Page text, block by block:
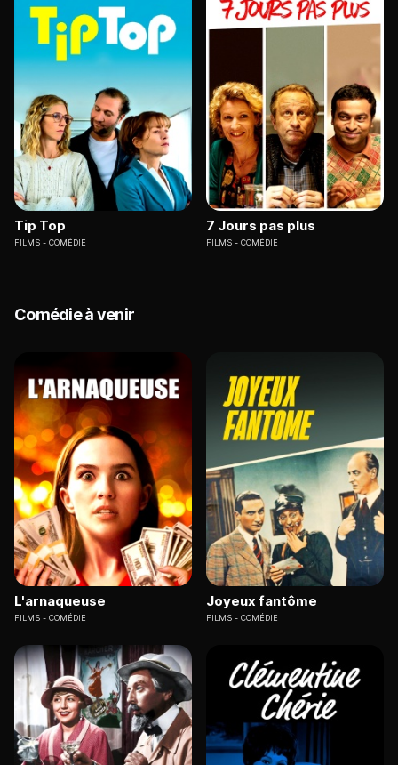
Tip Top
FILMS COMÉDIE
7 Jours pas plus
FILMS COMÉDIE
Comédie à venir
L'arnaqueuse
FILMS COMÉDIE
Joyeux fantôme
FILMS COMÉDIE